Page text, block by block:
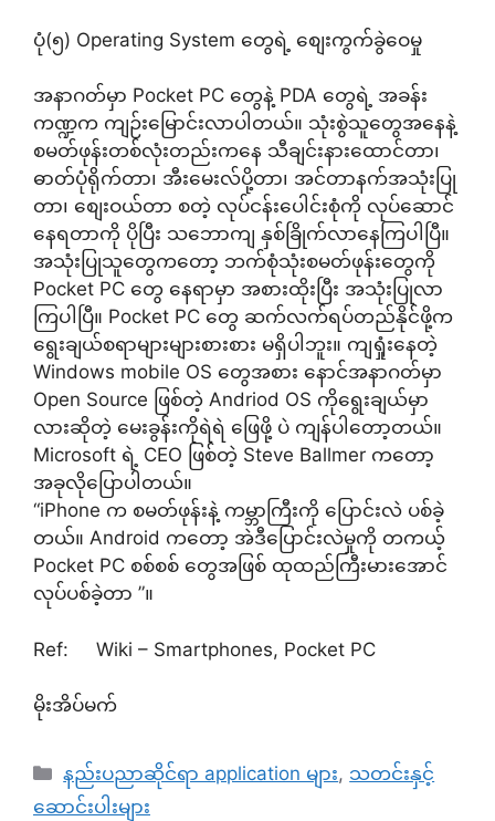
ပုံ(၅) Operating System တွေရဲ့ စျေးကွက်ခွဲဝေမှု
အနာဂတ်မှာ Pocket PC တွေနဲ့ PDA တွေရဲ့ အခန်း
ကဏ္ဍက ကျဉ်းမြောင်းလာပါတယ်။ သုံးစွဲသူတွေအနေနဲ့
စမတ်ဖုန်းတစ်လုံးတည်းကနေ သီချင်းနားထောင်တာ၊
ဓာတ်ပုံရိုက်တာ၊ အီးမေးလ်ပို့တာ၊ အင်တာနက်အသုံးပြု
တာ၊ စျေးဝယ်တာ စတဲ့ လုပ်ငန်းပေါင်းစုံကို လုပ်ဆောင်
နေရတာကို ပိုပြီး သဘောကျ နှစ်ခြိုက်လာနေကြပါပြီ။
အသုံးပြုသူတွေကတော့ ဘက်စုံသုံးစမတ်ဖုန်းတွေကို
Pocket PC တွေ နေရာမှာ အစားထိုးပြီး အသုံးပြုလာ
ကြပါပြီ။ Pocket PC တွေ ဆက်လက်ရပ်တည်နိုင်ဖို့က
ရွေးချယ်စရာများများစားစား မရှိပါဘူး။ ကျရှုံးနေတဲ့
Windows mobile OS တွေအစား နောင်အနာဂတ်မှာ
Open Source ဖြစ်တဲ့ Andriod OS ကိုရွေးချယ်မှာ
လားဆိုတဲ့ မေးခွန်းကိုရဲရဲ ဖြေဖို့ ပဲ ကျန်ပါတော့တယ်။
Microsoft ရဲ့ CEO ဖြစ်တဲ့ Steve Ballmer ကတော့
အခုလိုပြောပါတယ်။
“iPhone က စမတ်ဖုန်းနဲ့ ကမ္ဘာကြီးကို ပြောင်းလဲ ပစ်ခဲ့
တယ်။ Android ကတော့ အဲဒီပြောင်းလဲမှုကို တကယ့်
Pocket PC စစ်စစ် တွေအဖြစ် ထုထည်ကြီးမားအောင်
လုပ်ပစ်ခဲ့တာ ”။
Ref: Wiki – Smartphones, Pocket PC
မိုးအိပ်မက်
Categories
နည်းပညာဆိုင်ရာ application များ, သတင်းနှင့်
ဆောင်းပါးများ